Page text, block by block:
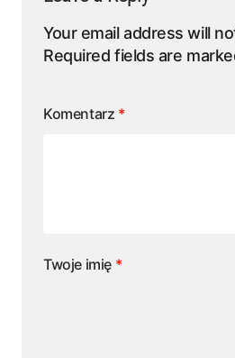
Your email address will
Required fields are
Komentarz *
Twoje imię *